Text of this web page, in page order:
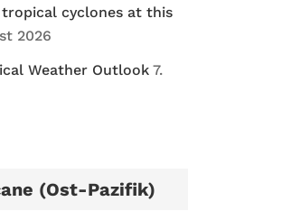
cyclones at this
2026
Weather Outlook 7.
(Ost-Pazifik)